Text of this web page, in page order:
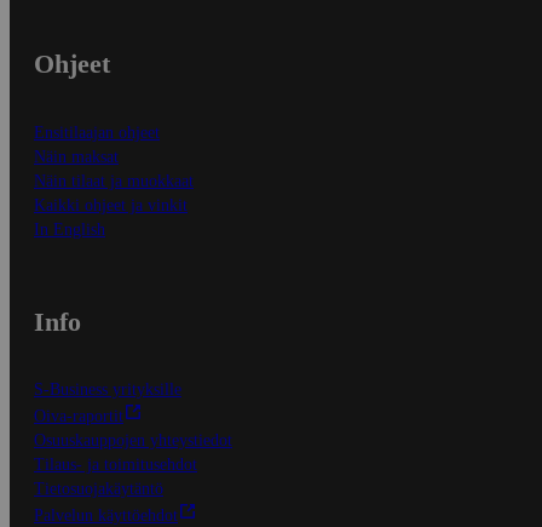
Ohjeet
Ensitilaajan ohjeet
Näin maksat
Näin tilaat ja muokkaat
Kaikki ohjeet ja vinkit
In English
Info
S-Business yrityksille
Oiva-raportit
Osuuskauppojen yhteystiedot
Tilaus- ja toimitusehdot
Tietosuojakäytäntö
Palvelun käyttöehdot